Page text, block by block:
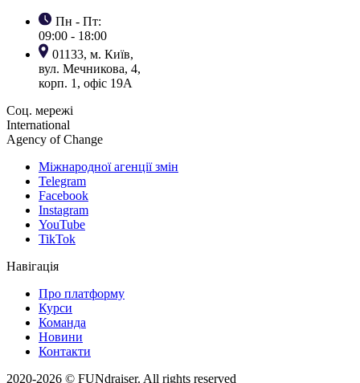
Пн - Пт:
09:00 - 18:00
01133, м. Київ,
вул. Мечникова, 4,
корп. 1, офіс 19А
Соц. мережі
International
Agency of Change
Міжнародної агенції змін
Telegram
Facebook
Instagram
YouTube
TikTok
Навігація
Про платформу
Курси
Команда
Новини
Контакти
2020-2026 © FUNdraiser. All rights reserved